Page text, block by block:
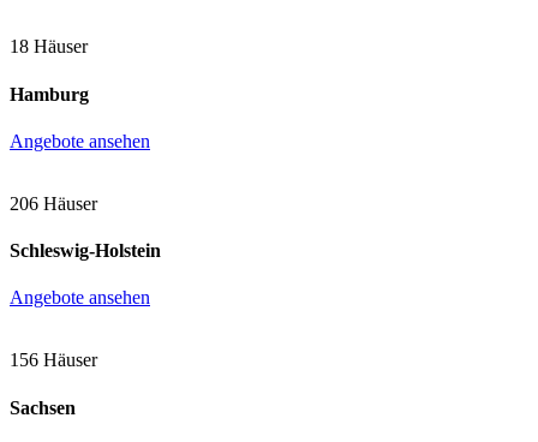
18 Häuser
Hamburg
Angebote ansehen
206 Häuser
Schleswig-Holstein
Angebote ansehen
156 Häuser
Sachsen